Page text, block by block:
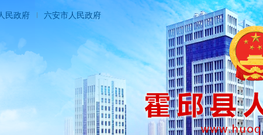
民政府 六安市人民政府